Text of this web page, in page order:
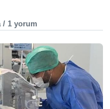
/ 1 yorum